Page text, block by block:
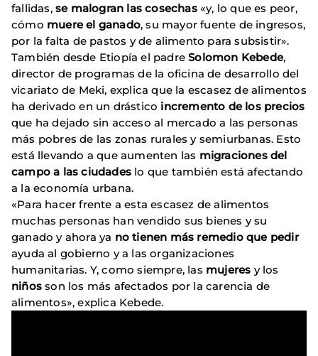
fallidas,se malogran las cosechas«y, lo que es peor,
cómo muere el ganado, su mayor fuente de ingresos,
por la falta de pastos y de alimento para subsistir».
También desde Etiopía el padreSolomon Kebede,
director de programas de la oficina de desarrollo del
vicariato de Meki, explica que la escasez de alimentos
ha derivado en un drástico incremento de los precios
que ha dejado sin acceso al mercado a las personas
más pobres de las zonas rurales y semiurbanas. Esto
está llevando a que aumenten las migraciones del
campo a las ciudades lo que también está afectando
a la economía urbana.
«Para hacer frente a esta escasez de alimentos
muchas personas han vendido sus bienes y su
ganado y ahora ya no tienen más remedio que pedir
ayuda al gobierno y a las organizaciones
humanitarias. Y, como siempre, las mujeres y los
niños son los más afectados por la carencia de
alimentos», explica Kebede.